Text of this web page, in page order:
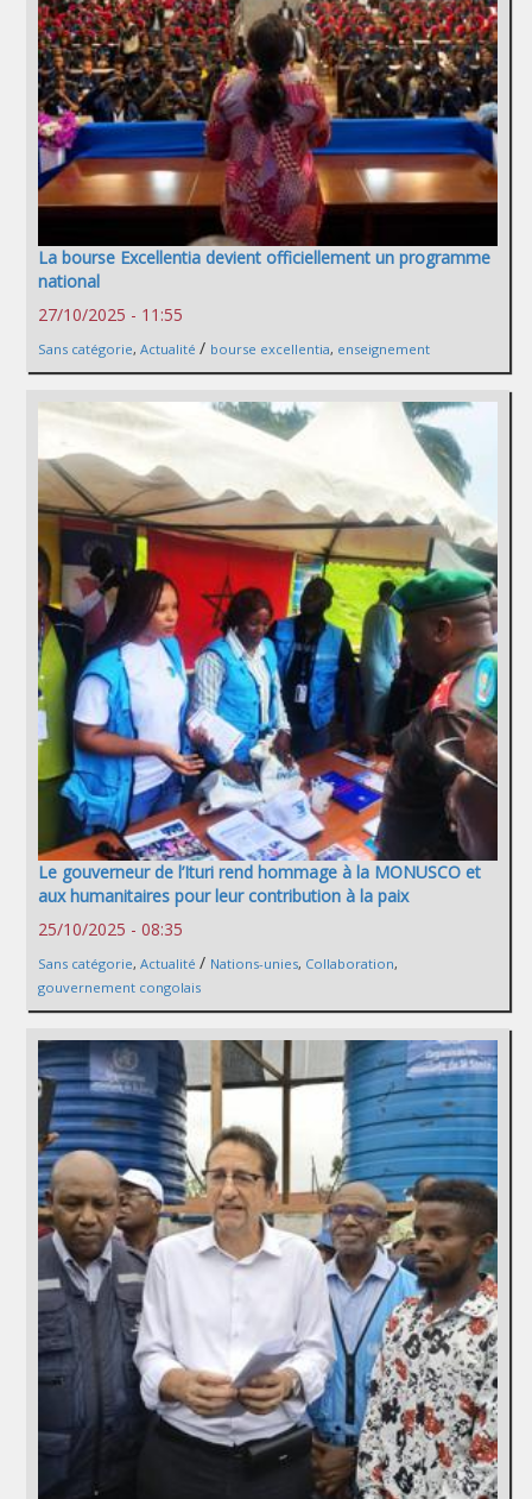
La bourse Excellentia devient officiellement un programme
national
27/10/2025 - 11:55
Sans catégorie, Actualité / bourse excellentia, enseignement
Le gouverneur de l’Ituri rend hommage à la MONUSCO et
aux humanitaires pour leur contribution à la paix
25/10/2025 - 08:35
Sans catégorie, Actualité / Nations-unies, Collaboration,
gouvernement congolais